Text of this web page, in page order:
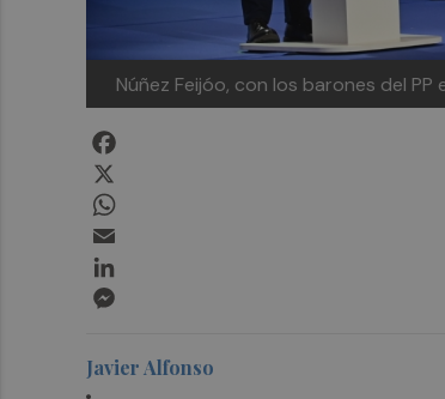
Núñez Feijóo, con los barones del
Javier Alfonso